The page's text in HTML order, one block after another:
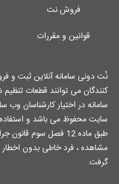
فروش نت
قوانین و مقررات
نُت دونی سامانه آنلاین ثبت
کنندگان می توانند قطعات
سامانه در اختیار کارشناسان
سایت محفوظ می باشد و
طبق ماده 12 فصل سوم
مشاهده ، فرد خاطی بدون اخطار
گرفت.